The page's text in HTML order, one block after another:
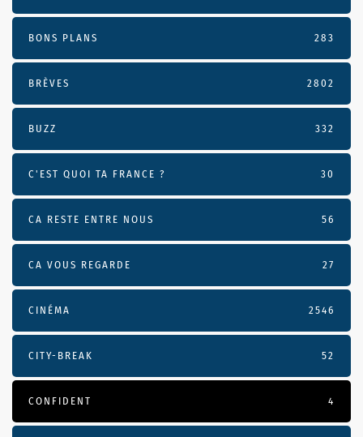
BONS PLANS 283
BRÈVES 2802
BUZZ 332
C'EST QUOI TA FRANCE ? 30
CA RESTE ENTRE NOUS 56
CA VOUS REGARDE 27
CINÉMA 2546
CITY-BREAK 52
CONFIDENT 4